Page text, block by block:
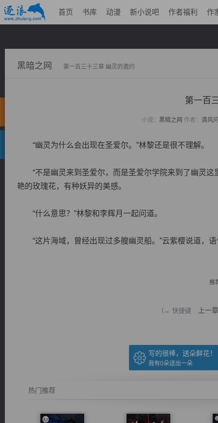
首页 书库 动漫 新小说吧 作者福利 作
黑暗之网 第一百三十三章 幽灵的邀约
第一百
小说： 黑暗之网 作者： 清风
“幽灵为什么会出现在圣爱尔。”林黎还是很不理解。
“不是幽灵来到圣爱尔，而是圣爱尔学院来到了幽灵这
艳的玫瑰花，有种妖异的美感。
“什么意思？”林黎和李辉月一起问道。
“这片海域，曾经出现过多艘幽灵船。”云紫樱说道，语
推
（← 快捷键 上一章
写的很棒，送朵鲜花！
我有0朵送出一朵
热门推荐